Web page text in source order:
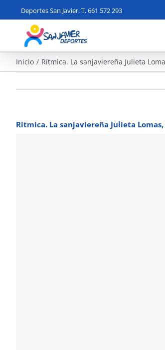
contenido
Deportes San Javier. T. 661 572 293
Inicio Rítmica. La sanjaviereña Julieta
Rítmica. La sanjaviereña Julieta